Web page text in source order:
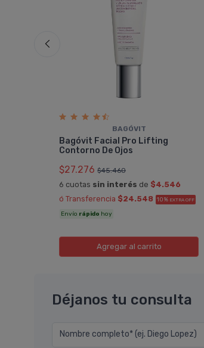
BAGÓVIT
Bagóvit Facial Pro Lifting
Contorno De Ojos
$27.276 $45.460
6 cuotas sin interés de $4.546
ó Transferencia $24.548 10% EXTRA OFF
Envío rápido hoy
Agregaral carrito
Déjanos tu consulta
Nombre completo* (ej. Diego Lopez)